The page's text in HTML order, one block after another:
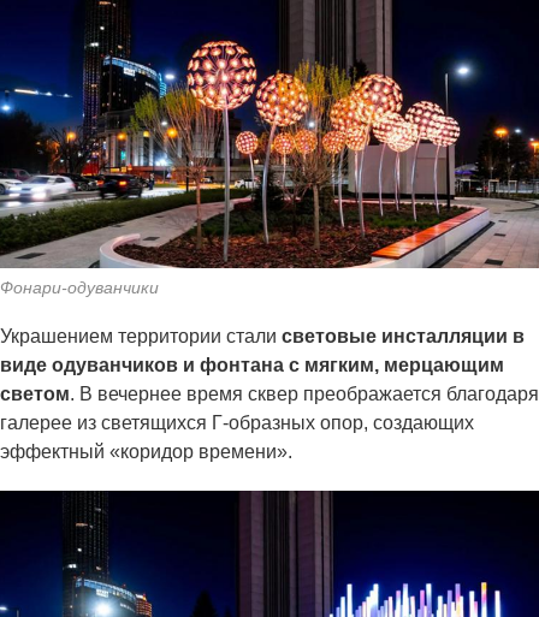
Фонари-одуванчики
Украшением территории стали световые инсталляции в
виде одуванчиков и фонтана с мягким, мерцающим
светом. В вечернее время сквер преображается благодаря
галерее из светящихся Г-образных опор, создающих
эффектный «коридор времени».